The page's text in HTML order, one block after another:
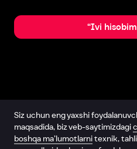
“Ivi
Siz uchun eng yaxshi
maqsadida, biz veb-saytimizdagi
boshqa ma’lumotlarnitexnik,